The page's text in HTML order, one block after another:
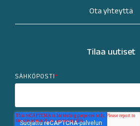
Ota yhteyttä
Tilaa uutiset
SÄHKÖPOSTI*